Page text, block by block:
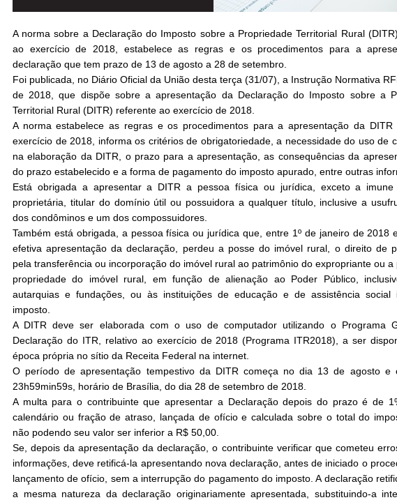
A norma sobre a Declaração do Imposto sobre a Propriedade Territorial Rural
ao exercício de 2018, estabelece as regras e os procedimentos para a
declaração que tem prazo de 13 de agosto a 28 de setembro.
Foi publicada, no Diário Oficial da União desta terça (31/07), a Instrução Normativa
de 2018, que dispõe sobre a apresentação da Declaração do Imposto sobre a
Territorial Rural (DITR) referente ao exercício de 2018.
A norma estabelece as regras e os procedimentos para a apresentação da DITR
exercício de 2018, informa os critérios de obrigatoriedade, a necessidade do uso de
na elaboração da DITR, o prazo para a apresentação, as consequências da
do prazo estabelecido e a forma de pagamento do imposto apurado, entre outras
Está obrigada a apresentar a DITR a pessoa física ou jurídica, exceto a imune
proprietária, titular do domínio útil ou possuidora a qualquer título, inclusive a
dos condôminos e um dos compossuidores.
Também está obrigada, a pessoa física ou jurídica que, entre 1º de janeiro de 2018
efetiva apresentação da declaração, perdeu a posse do imóvel rural, o direito de
pela transferência ou incorporação do imóvel rural ao patrimônio do expropriante ou a
propriedade do imóvel rural, em função de alienação ao Poder Público,
autarquias e fundações, ou às instituições de educação e de assistência social
imposto.
A DITR deve ser elaborada com o uso de computador utilizando o Programa
Declaração do ITR, relativo ao exercício de 2018 (Programa ITR2018), a ser
época própria no sítio da Receita Federal na internet.
O período de apresentação tempestivo da DITR começa no dia 13 de agosto e
23h59min59s, horário de Brasília, do dia 28 de setembro de 2018.
A multa para o contribuinte que apresentar a Declaração depois do prazo é de
calendário ou fração de atraso, lançada de ofício e calculada sobre o total do
não podendo seu valor ser inferior a R$ 50,00.
Se, depois da apresentação da declaração, o contribuinte verificar que cometeu
informações, deve retificá-la apresentando nova declaração, antes de iniciado o
lançamento de ofício, sem a interrupção do pagamento do imposto. A declaração
a mesma natureza da declaração originariamente apresentada, substituindo-a